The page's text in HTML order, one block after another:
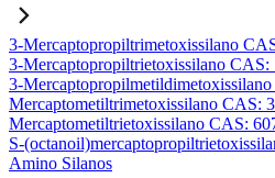
3-Mercaptopropiltrimetoxissilano
3-Mercaptopropiltrietoxissilano CAS:
3-
Mercaptometiltrimetoxissilano CAS:
Mercaptometiltrietoxissilano CAS:
S-
Amino Silanos